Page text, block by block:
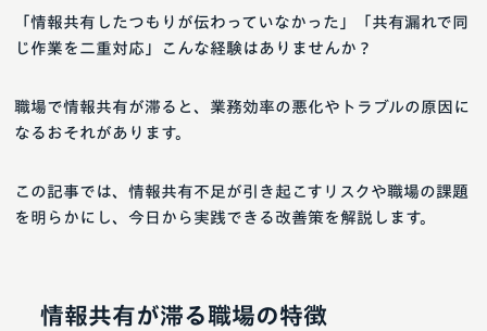
「情報共有したつもりが伝わっていなかった」「共有漏れで同
じ作業を二重対応」こんな経験はありませんか？
職場で情報共有が滞ると、業務効率の悪化やトラブルの原因に
なるおそれがあります。
この記事では、情報共有不足が引き起こすリスクや職場の課題
を明らかにし、今日から実践できる改善策を解説します。
情報共有が滞る職場の特徴